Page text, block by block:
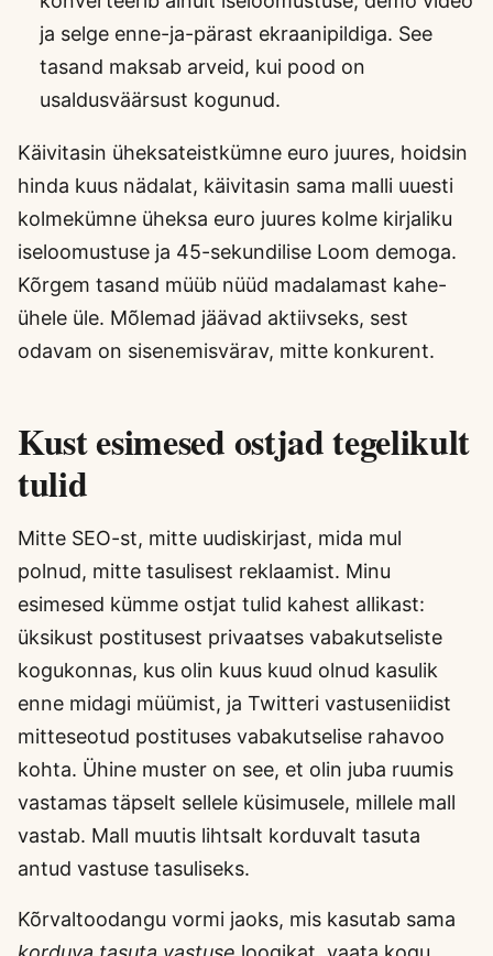
ja selge enne-ja-pärast ekraanipildiga. See
tasand maksab arveid, kui pood on
usaldusväärsust kogunud.
Käivitasin üheksateistkümne euro juures, hoidsin
hinda kuus nädalat, käivitasin sama malli uuesti
kolmekümne üheksa euro juures kolme kirjaliku
iseloomustuse ja 45-sekundilise Loom demoga.
Kõrgem tasand müüb nüüd madalamast kahe-
ühele üle. Mõlemad jäävad aktiivseks, sest
odavam on sisenemisvärav, mitte konkurent.
Kust esimesed ostjad tegelikult
tulid
Mitte SEO-st, mitte uudiskirjast, mida mul
polnud, mitte tasulisest reklaamist. Minu
esimesed kümme ostjat tulid kahest allikast:
üksikust postitusest privaatses vabakutseliste
kogukonnas, kus olin kuus kuud olnud kasulik
enne midagi müümist, ja Twitteri vastuseniidist
mitteseotud postituses vabakutselise rahavoo
kohta. Ühine muster on see, et olin juba ruumis
vastamas täpselt sellele küsimusele, millele mall
vastab. Mall muutis lihtsalt korduvalt tasuta
antud vastuse tasuliseks.
Kõrvaltoodangu vormi jaoks, mis kasutab sama